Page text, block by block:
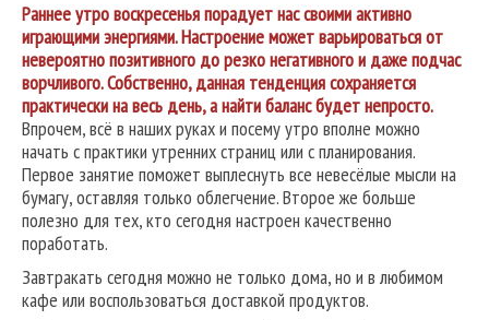
Раннее утро воскресенья порадует нас своими активно
играющими энергиями. Настроение может варьироваться от
невероятно позитивного до резко негативного и даже подчас
ворчливого. Собственно, данная тенденция сохраняется
практически на весь день, а найти баланс будет непросто.
Впрочем, всё в наших руках и посему утро вполне можно
начать с практики утренних страниц или с планирования.
Первое занятие поможет выплеснуть все невесёлые мысли на
бумагу, оставляя только облегчение. Второе же больше
полезно для тех, кто сегодня настроен качественно
поработать.
Завтракать сегодня можно не только дома, но и в любимом
кафе или воспользоваться доставкой продуктов.